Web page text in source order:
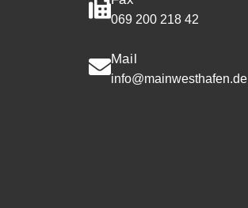
069 200 218 42
Mail
info@mainwesthafen.de